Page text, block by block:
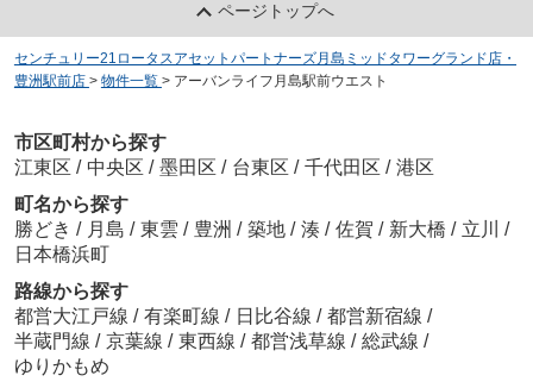
ページトップへ
センチュリー21ロータスアセットパートナーズ月島ミッドタワーグランド店・
豊洲駅前店 > 物件一覧 > アーバンライフ月島駅前ウエスト
市区町村から探す
江東区 / 中央区 / 墨田区 / 台東区 / 千代田区 / 港区
町名から探す
勝どき / 月島 / 東雲 / 豊洲 / 築地 / 湊 / 佐賀 / 新大橋 / 立川 /
日本橋浜町
路線から探す
都営大江戸線 / 有楽町線 / 日比谷線 / 都営新宿線 /
半蔵門線 / 京葉線 / 東西線 / 都営浅草線 / 総武線 /
ゆりかもめ